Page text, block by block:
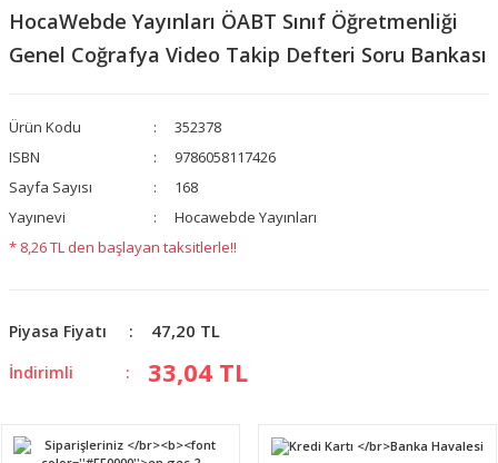
HocaWebde Yayınları ÖABT Sınıf Öğretmenliği
Genel Coğrafya Video Takip Defteri Soru Bankası
Ürün Kodu
352378
ISBN
9786058117426
Sayfa Sayısı
168
Yayınevi
Hocawebde Yayınları
* 8,26 TL den başlayan taksitlerle!!
Piyasa Fiyatı 47,20 TL
İndirimli 33,04 TL